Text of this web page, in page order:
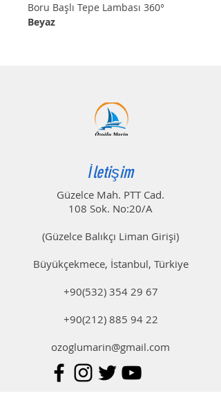
Boru Başlı Tepe Lambası 360°
Beyaz
İletişim
Güzelce Mah. PTT Cad.
108 Sok. No:20/A
(Güzelce Balıkçı Liman Girişi)
Büyükçekmece, İstanbul, Türkiye
+90(532) 354 29 67
+90(212) 885 94 22
ozoglumarin@gmail.com